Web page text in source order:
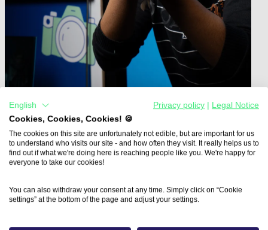
Home
Aus- und Weiterbildungen
Moderation & Content Creation…
Moderation & Content
Creation
English Privacy policy
Legal Notice
Cookies, Cookies, Cookies! 🍪
The cookies on this site are unfortunately not edible, but are important for us
to understand who visits our site - and how often they visit. It really helps us to
find out if what we're doing here is reaching people like you. We're happy for
everyone to take our cookies!
You can also withdraw your consent at any time. Simply click on “Cookie
settings” at the bottom of the page and adjust your settings.